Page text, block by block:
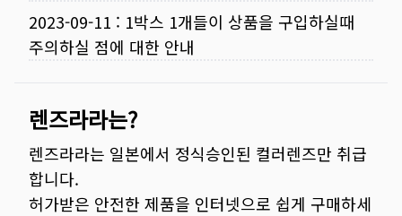
2023-09-11 : 1박스 1개들이 상품을 구입하실때
주의하실 점에 대한 안내
렌즈라라는?
렌즈라라는 일본에서 정식승인된 컬러렌즈만 취급
합니다.
허가받은 안전한 제품을 인터넷으로 쉽게 구매하세